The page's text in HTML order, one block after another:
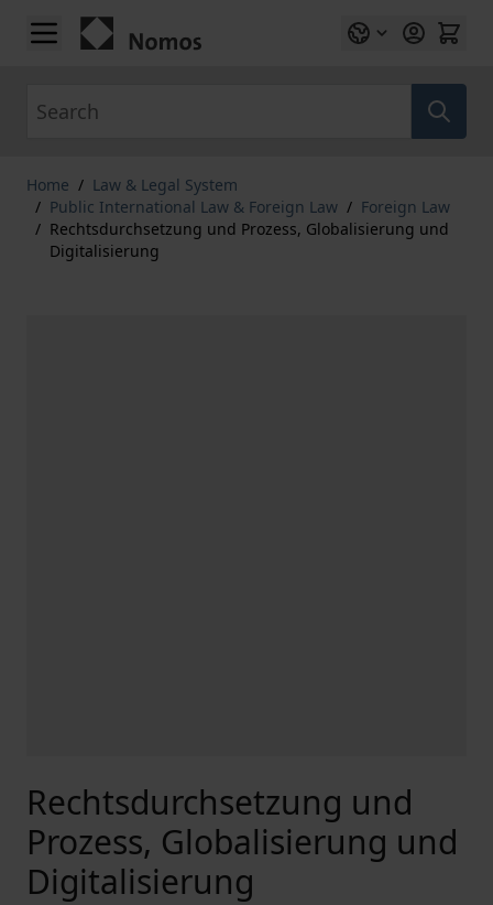
Skip to Content
Home / Law & Legal System
/ Public International Law & Foreign Law / Foreign Law
/ Rechtsdurchsetzung und Prozess, Globalisierung und
Digitalisierung
Rechtsdurchsetzung und
Prozess, Globalisierung und
Digitalisierung